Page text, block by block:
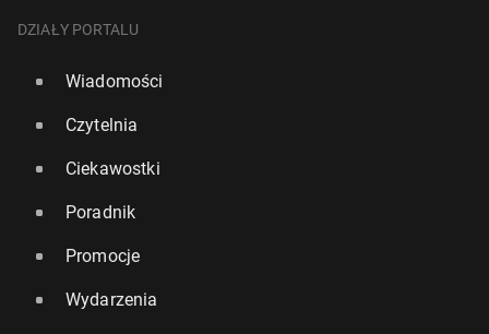
DZIAŁY PORTALU
Wiadomości
Czytelnia
Ciekawostki
Poradnik
Promocje
Wydarzenia